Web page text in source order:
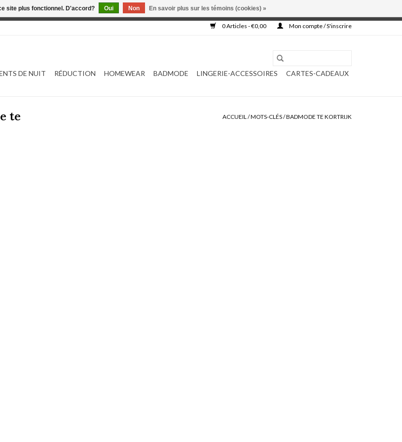
0 Articles - €0,00 Mon compte / S'inscrire
DE NUIT RÉDUCTION HOMEWEAR BADMODE LINGERIE-ACCESSOIRES CARTES-CADEAUX
te
ACCUEIL/MOTS-CLÉS/BADMODE TE KORTRIJK
site plus fonctionnel. D'accord? Oui Non En savoir plus sur les témoins (cookies) »
Toute commande passée ne sera ni traitée, ni complétée.